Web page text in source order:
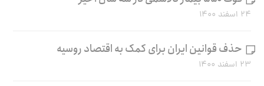
۲۴ اسفند ۱۴۰۰
حذف قوانین ایران برای کمک به اقتصاد روسیه
۲۳ اسفند ۱۴۰۰